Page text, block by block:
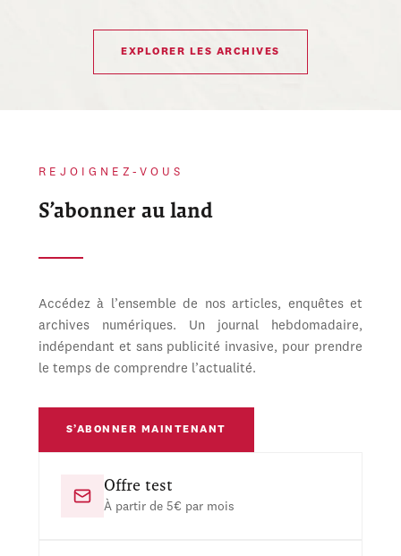
EXPLORER LES ARCHIVES
REJOIGNEZ-VOUS
S’abonner au land
Accédez à l’ensemble de nos articles, enquêtes et
archives numériques. Un journal hebdomadaire,
indépendant et sans publicité invasive, pour prendre
le temps de comprendre l’actualité.
S’ABONNER MAINTENANT
Offre test
À partir de 5€ par mois